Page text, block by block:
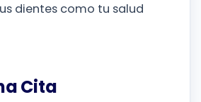
dientes como tu salud
Cita